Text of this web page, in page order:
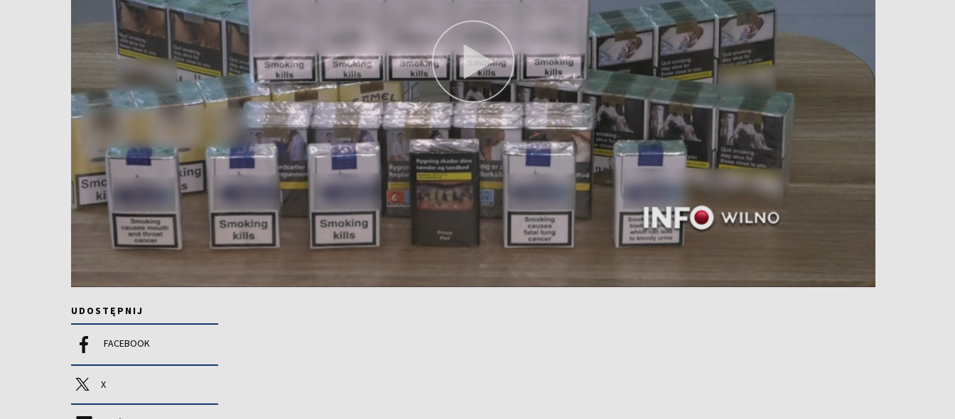
UDOSTĘPNIJ
FACEBOOK
X